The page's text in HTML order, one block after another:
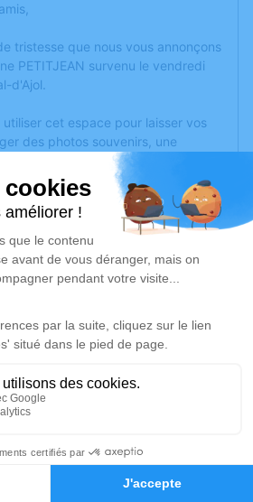
Hommages
tristesse que nous vous annonçons
PETITJEAN survenu le vendredi
d'Ajol.
cet espace pour laisser vos
des photos souvenirs, une
vos pensées à travers des poèmes
est un lieu d'expression dédié à
Jacqueline PETITJEAN.
d’arbre hommage estdisponible
2024 à 14h30
Je rends hommage